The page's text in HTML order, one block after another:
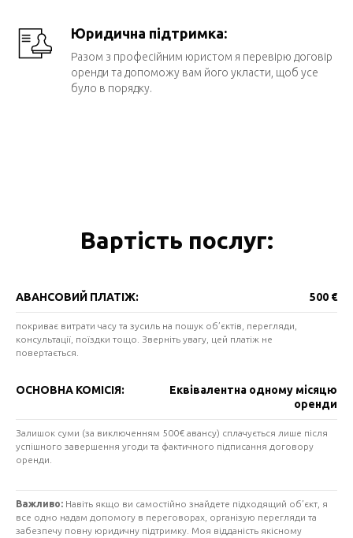
Юридична підтримка:
Разом з професійним юристом я перевірю договір
оренди та допоможу вам його укласти, щоб усе
було в порядку.
Вартість послуг:
АВАНСОВИЙ ПЛАТІЖ: 500 €
покриває витрати часу та зусиль на пошук об’єктів, перегляди,
консультації, поїздки тощо. Зверніть увагу, цей платіж не
повертається.
ОСНОВНА КОМІСІЯ:
Еквівалентна одному місяцю
оренди
Залишок суми (за виключенням 500€ авансу) сплачується лише після
успішного завершення угоди та фактичного підписання договору
оренди.
Важливо: Навіть якщо ви самостійно знайдете підходящий об’єкт, я
все одно надам допомогу в переговорах, організую перегляди та
забезпечу повну юридичну підтримку. Моя відданість якісному